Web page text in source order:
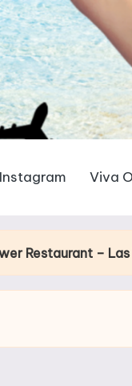
Instagram Viva
Vegas